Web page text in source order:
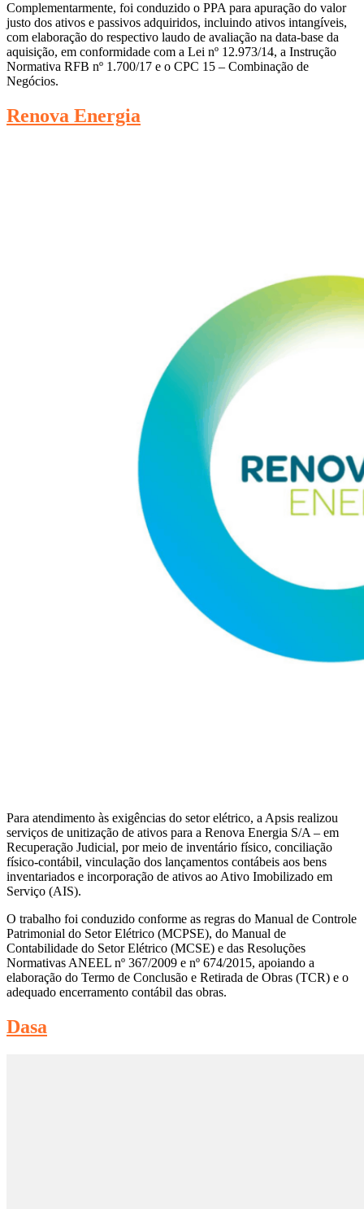
Complementarmente, foi conduzido o PPA para apuração do valor
justo dos ativos e passivos adquiridos, incluindo ativos intangíveis,
com elaboração do respectivo laudo de avaliação na data-base da
aquisição, em conformidade com a Lei nº 12.973/14, a Instrução
Normativa RFB nº 1.700/17 e o CPC 15 – Combinação de
Negócios.
Renova Energia
Para atendimento às exigências do setor elétrico, a Apsis realizou
serviços de unitização de ativos para a Renova Energia S/A – em
Recuperação Judicial, por meio de inventário físico, conciliação
físico-contábil, vinculação dos lançamentos contábeis aos bens
inventariados e incorporação de ativos ao Ativo Imobilizado em
Serviço (AIS).
O trabalho foi conduzido conforme as regras do Manual de Controle
Patrimonial do Setor Elétrico (MCPSE), do Manual de
Contabilidade do Setor Elétrico (MCSE) e das Resoluções
Normativas ANEEL nº 367/2009 e nº 674/2015, apoiando a
elaboração do Termo de Conclusão e Retirada de Obras (TCR) e o
adequado encerramento contábil das obras.
Dasa